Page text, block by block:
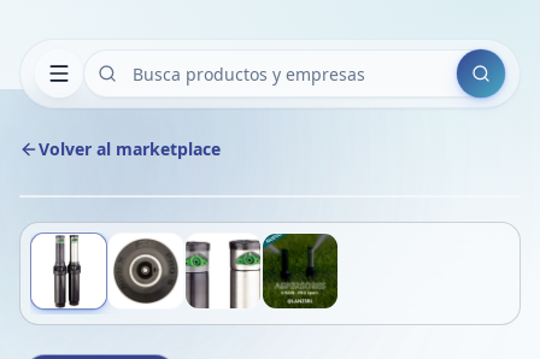
Buscar
Volver al marketplace
1/4